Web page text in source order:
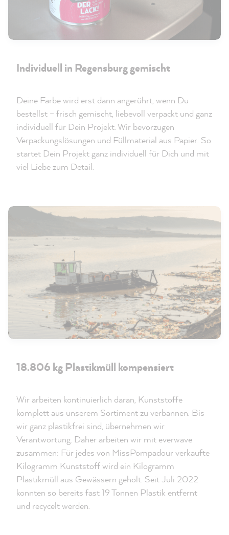
Individuell in Regensburg gemischt
Deine Farbe wird erst dann angerührt, wenn Du
bestellst – frisch gemischt, liebevoll verpackt und ganz
individuell für Dein Projekt. Wir bevorzugen
Verpackungslösungen und Füllmaterial aus Papier. So
startet Dein Projekt ganz individuell für Dich und mit
viel Liebe zum Detail.
18.806 kg Plastikmüll kompensiert
Wir arbeiten kontinuierlich daran, Kunststoffe
komplett aus unserem Sortiment zu verbannen. Bis
wir ganz plastikfrei sind, übernehmen wir
Verantwortung. Daher arbeiten wir mit everwave
zusammen: Für jedes von MissPompadour verkaufte
Kilogramm Kunststoff wird ein Kilogramm
Plastikmüll aus Gewässern geholt. Seit Juli 2022
konnten so bereits fast 19 Tonnen Plastik entfernt
und recycelt werden.